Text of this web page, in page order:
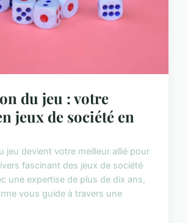
du jeu : votre
jeux de société en
jeu devient votre meilleur allié pour
fascinant des jeux de société
une expertise de plus de dix ans,
vous guide à travers une